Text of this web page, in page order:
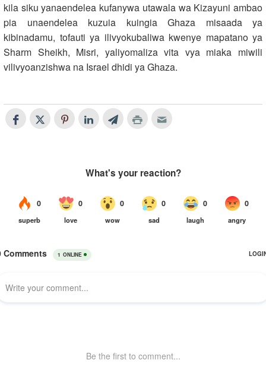
kila siku yanaendelea kufanywa utawala wa Kizayuni ambao
pia unaendelea kuzuia kuingia Ghaza misaada ya
kibinadamu, tofauti ya ilivyokubaliwa kwenye mapatano ya
Sharm Sheikh, Misri, yaliyomaliza vita vya miaka miwili
vilivyoanzishwa na Israel dhidi ya Ghaza.